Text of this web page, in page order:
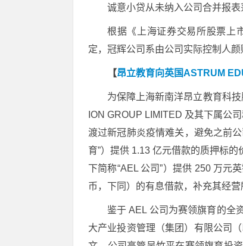
诚意小贷从未纳入公司合并报
根据《上海证券交易所股票上
定，冠辉公司系由公司实际控制人
【昂立教育向英国ASTRUM
为保障上海新南洋昂立教育科
ION GROUP LIMITED 及其下属公
渡过新冠肺炎疫情难关，避免之前
育”）提供 1.13 亿元借款的质押标
下简称“AEL 公司”）提供 250 万元
币，下同）的有息借款，补充其经营
鉴于 AEL 公司为赛领旗育的全
大产业投资管理（集团）有限公司